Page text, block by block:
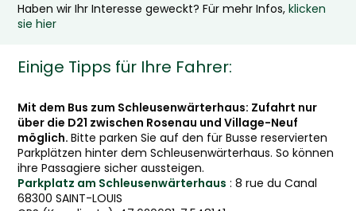
Haben wir Ihr Interesse geweckt? Für mehr Infos, klicken
sie hier
Einige Tipps für Ihre Fahrer:
Mit dem Bus zum Schleusenwärterhaus: Zufahrt nur
über die D21 zwischen Rosenau und Village-Neuf
möglich. Bitte parken Sie auf den für Busse reservierten
Parkplätzen hinter dem Schleusenwärterhaus. So können
ihre Passagiere sicher aussteigen.
Parkplatz am Schleusenwärterhaus : 8 rue du Canal
68300 SAINT-LOUIS